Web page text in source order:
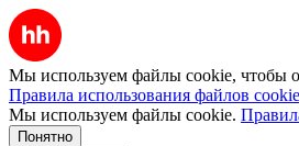
Мы используем файлы cookie, чтобы
Правила использования файлов cookie
Мы используем файлы cookie.
Понятно